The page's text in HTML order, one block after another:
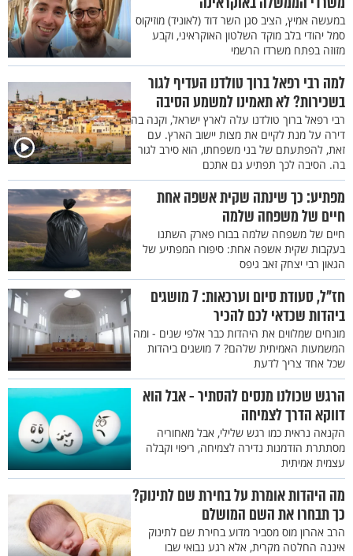
במעשה אמיץ, הציב סגן השר דוד (לאוניד) מוזיקוס
סמל יהודי בלב מוקד השלטון האוקראיני, וקבע
מזוזה בפתח משרדו הרשמי
למה רבי רפאל ברוך טולדנו העדיף לגור
בשכירות? לא תאמינו למשמע הסיבה
רבי רפאל ברוך טולדנו עלה לארץ ישראל, וקנה בה
דירה על מנת לקיים את מצות יישוב הארץ. עם
זאת, להפתעתם של בני משפחתו, הוא סירב לגור
בה. הסיבה לכך תפתיע גם אתכם
מפתיע: כך שינתה שקית אשפה אחת
חיים של משפחה שלמה
חיים של משפחה שלמה בבורו פארק השתנו
בעקבות שקית אשפה אחת: סיפורו המפתיע של
הגאון רבי יצחק זאב גיפס
חז"ל, סעודת סיום וערכאות: 7 מושגים
ביהדות שכדאי לכם להכיר
מונחים שמלווים את היהדות כבר אלפי שנים - ומה
המשמעות האמיתית שלהם? 7 מושגים ביהדות
שכל אחד צריך לדעת
הרגש שכולנו מנסים להסתיר - אבל הוא
דווקא הדרך לצמיחה
הקנאה נראית כמו רגש שלילי, אבל מאחוריה
מסתתרת הזדמנות נדירה לצמיחה, ריפוי וקבלה
עצמית אמיתית
מה היהדות אומרת על בחירת שם לתינוק?
כך תבחרו את השם המושלם
הרב אהרון מוס מסביר מדוע בחירת שם לתינוק
איננה החלטה מקרית, אלא רגע נבואי שבו